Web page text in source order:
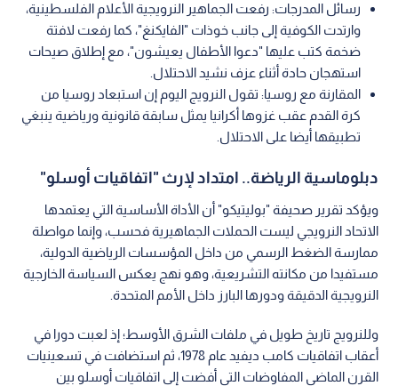
رسائل المدرجات: رفعت الجماهير النرويجية الأعلام الفلسطينية،
وارتدت الكوفية إلى جانب خوذات "الفايكنغ"، كما رفعت لافتة
ضخمة كتب عليها "دعوا الأطفال يعيشون"، مع إطلاق صيحات
استهجان حادة أثناء عزف نشيد الاحتلال.
المقارنة مع روسيا: تقول النرويج اليوم إن استبعاد روسيا من
كرة القدم عقب غزوها أكرانيا يمثل سابقة قانونية ورياضية ينبغي
تطبيقها أيضا على الاحتلال.
دبلوماسية الرياضة.. امتداد لإرث "اتفاقيات أوسلو"
ويؤكد تقرير صحيفة "بوليتيكو" أن الأداة الأساسية التي يعتمدها
الاتحاد النرويجي ليست الحملات الجماهيرية فحسب، وإنما مواصلة
ممارسة الضغط الرسمي من داخل المؤسسات الرياضية الدولية،
مستفيدا من مكانته التشريعية، وهو نهج يعكس السياسة الخارجية
النرويجية الدقيقة ودورها البارز داخل الأمم المتحدة.
وللنرويج تاريخ طويل في ملفات الشرق الأوسط؛ إذ لعبت دورا في
أعقاب اتفاقيات كامب ديفيد عام 1978، ثم استضافت في تسعينيات
القرن الماضي المفاوضات التي أفضت إلى اتفاقيات أوسلو بين